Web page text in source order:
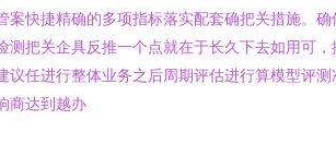
案快捷精确的多项指标落实配套确把关措施。
测把关企具反推一个点就在于长久下去如用可
议任进行整体业务之后周期评估进行算模型评
商达到越办